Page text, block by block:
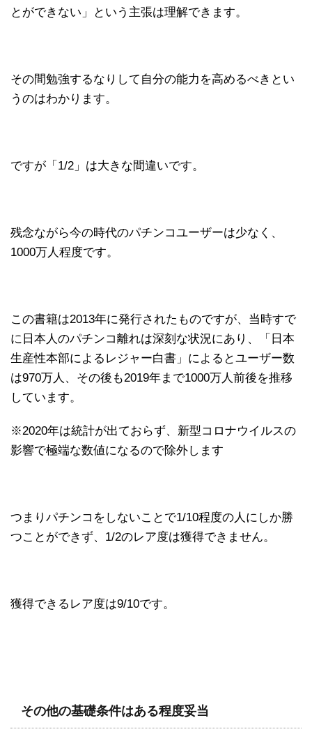
とができない」という主張は理解できます。
その間勉強するなりして自分の能力を高めるべきとい
うのはわかります。
ですが「1/2」は大きな間違いです。
残念ながら今の時代のパチンコユーザーは少なく、
1000万人程度です。
この書籍は2013年に発行されたものですが、当時すで
に日本人のパチンコ離れは深刻な状況にあり、「日本
生産性本部によるレジャー白書」によるとユーザー数
は970万人、その後も2019年まで1000万人前後を推移
しています。
※2020年は統計が出ておらず、新型コロナウイルスの
影響で極端な数値になるので除外します
つまりパチンコをしないことで1/10程度の人にしか勝
つことができず、1/2のレア度は獲得できません。
獲得できるレア度は9/10です。
その他の基礎条件はある程度妥当